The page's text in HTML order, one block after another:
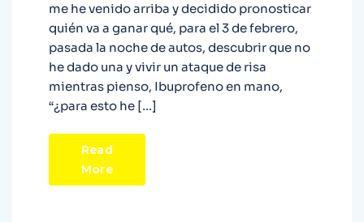
me he venido arriba y decidido pronosticar
quién va a ganar qué, para el 3 de febrero,
pasada la noche de autos, descubrir que no
he dado una y vivir un ataque de risa
mientras pienso, Ibuprofeno en mano,
“¿para esto he […]
Read
More